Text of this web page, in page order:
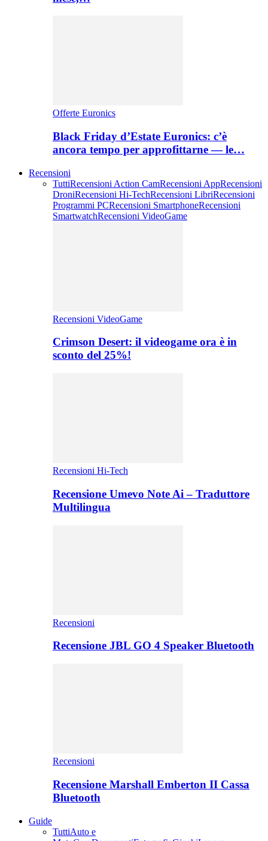
Offerte Euronics
Black Friday d’Estate Euronics: c’è
ancora tempo per approfittarne — le…
Recensioni
TuttiRecensioni Action CamRecensioni AppRecensioni
DroniRecensioni Hi-TechRecensioni LibriRecensioni
Programmi PCRecensioni SmartphoneRecensioni
SmartwatchRecensioni VideoGame
Recensioni VideoGame
Crimson Desert: il videogame ora è in
sconto del 25%!
Recensioni Hi-Tech
Recensione Umevo Note Ai – Traduttore
Multilingua
Recensioni
Recensione JBL GO 4 Speaker Bluetooth
Recensioni
Recensione Marshall Emberton II Cassa
Bluetooth
Guide
TuttiAuto e